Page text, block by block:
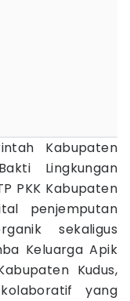
Kabupaten
Lingkungan
PKK Kabupaten
penjemputan
sekaligus
Keluarga Apik
Kudus,
yang